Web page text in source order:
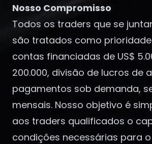
Nosso Compromisso
Todos os traders que se
são tratados como
contas financiadas de US$
200.000, divisão de lucros de
pagamentos sob demanda,
mensais. Nosso objetivo é
aos traders qualificados o
condições necessárias para